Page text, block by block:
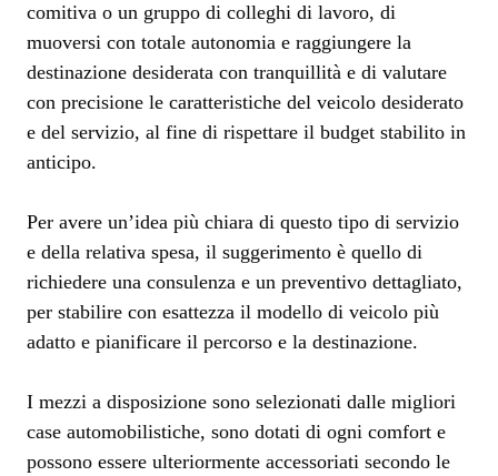
comitiva o un gruppo di colleghi di lavoro, di
muoversi con totale autonomia e raggiungere la
destinazione desiderata con tranquillità e di valutare
con precisione le caratteristiche del veicolo desiderato
e del servizio, al fine di rispettare il budget stabilito in
anticipo.
Per avere un’idea più chiara di questo tipo di servizio
e della relativa spesa, il suggerimento è quello di
richiedere una consulenza e un preventivo dettagliato,
per stabilire con esattezza il modello di veicolo più
adatto e pianificare il percorso e la destinazione.
I mezzi a disposizione sono selezionati dalle migliori
case automobilistiche, sono dotati di ogni comfort e
possono essere ulteriormente accessoriati secondo le